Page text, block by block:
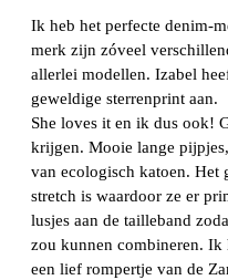
Ik heb het perfecte denim-
merk zijn zóveel
allerlei modellen. Izabel
geweldige sterrenprint aan.
She loves it en ik dus ook!
krijgen. Mooie lange
van ecologisch katoen. Het
stretch is waardoor ze er
lusjes aan de tailleband
zou kunnen combineren. Ik
een lief rompertje van de